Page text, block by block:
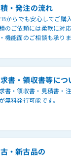
・発注の流れ
からでも安心してご購
のご依頼には柔軟に対
機能面のご相談も承りま
書・領収書等につ
書・領収書・見積書・
無料発行可能です。
・新古品の